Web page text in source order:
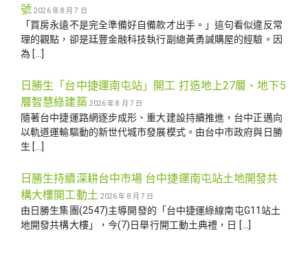
號 2026 年 8 月 7 日
「買房永遠不是完全準備好自備款才出手。」這句看似違反常
理的觀點，卻是廷豐金融科技執行副總黃勇諴購屋的經驗。因
為 […]
日勝生「台中捷運南屯站」開工 打造地上27層、地下5
層智慧綠建築 2026 年 8 月 7 日
隨著台中捷運路網逐步成形、重大建設持續推進，台中正邁向
以軌道運輸驅動的新世代城市發展模式。由台中市政府與日勝
生 […]
日勝生持續深耕台中市場 台中捷運南屯站土地開發共
構大樓開工動土 2026 年 8 月 7 日
由日勝生集團(2547)主導開發的「台中捷運綠線南屯G11站土
地開發共構大樓」，今(7)日舉行開工動土典禮，日 […]